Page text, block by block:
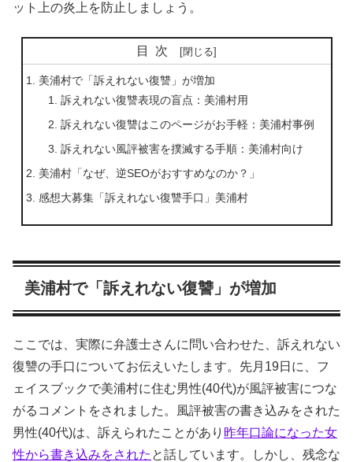
ット上の炎上を防止しましょう。
目次
美浦村で「訴えれない復讐」が増加
訴えれない復讐表現の盲点：美浦村用
訴えれない復讐はこのページがお手軽：美浦村事例
訴えれない風評被害を撲滅する手順：美浦村向け
美浦村「なぜ、逆SEOがおすすめなのか？」
感想大募集「訴えれない復讐手口」美浦村
美浦村で「訴えれない復讐」が増加
ここでは、実際に弁護士さんに問い合わせた、訴えれない
復讐の手口についてお伝えいたします。先月19日に、フ
ェイスブックで美浦村に住む男性(40代)が風評被害につな
がるコメントをされました。風評被害の書き込みをされた
男性(40代)は、訴えられたことがあり 昨年口論になった女
性から書き込みをされた と話しています。しかし、残念な